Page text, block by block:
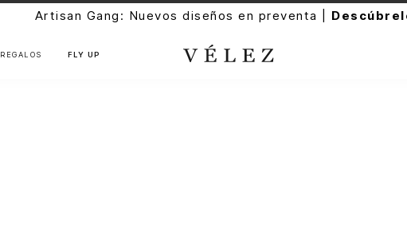
Artisan Gang: Nuevos diseños en preventa |
REGALOS FLY UP